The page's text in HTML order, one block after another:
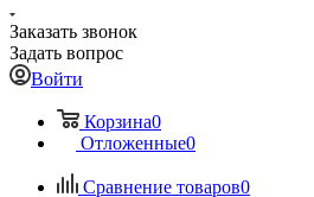
Заказать звонок
Задать вопрос
Войти
Корзина0
Отложенные0
Сравнение товаров0